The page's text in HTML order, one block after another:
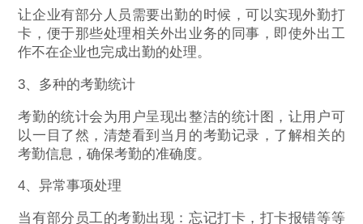
让企业有部分人员需要出勤的时候，可以实现外勤打
卡，便于那些处理相关外出业务的同事，即使外出工
作不在企业也完成出勤的处理。
3、多种的考勤统计
考勤的统计会为用户呈现出整洁的统计图，让用户可
以一目了然，清楚看到当月的考勤记录，了解相关的
考勤信息，确保考勤的准确度。
4、异常事项处理
当有部分员工的考勤出现：忘记打卡，打卡报错等等